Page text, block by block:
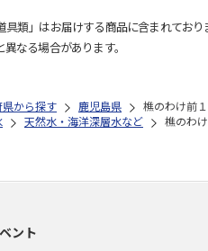
類」はお届けする商品に含まれており
なる場合があります。
から探す 鹿児島県
樵のわけ前
天然水・海洋深層水など 樵のわ
ント